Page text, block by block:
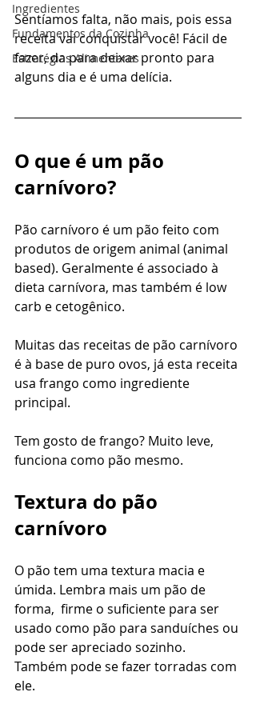
Ingredientes
Fundamentos da Cozinha
Estratégias Alimentares
Sentíamos falta, não mais, pois essa
receita vai conquistar você! Fácil de
fazer, da para deixar pronto para
alguns dia e é uma delícia.
O que é um pão
carnívoro?
Pão carnívoro é um pão feito com
produtos de origem animal (animal
based). Geralmente é associado à
dieta carnívora, mas também é low
carb e cetogênico.
Muitas das receitas de pão carnívoro
é à base de puro ovos, já esta receita
usa frango como ingrediente
principal.
Tem gosto de frango? Muito leve,
funciona como pão mesmo.
Textura do pão
carnívoro
O pão tem uma textura macia e
úmida. Lembra mais um pão de
forma,  firme o suficiente para ser
usado como pão para sanduíches ou
pode ser apreciado sozinho.
Também pode se fazer torradas com
ele.